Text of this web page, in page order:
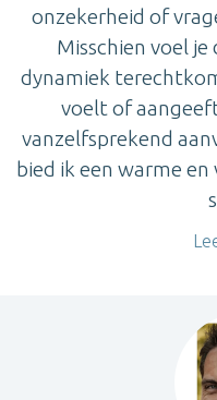
onzekerheid of
Misschien voel
dynamiek
voelt of
vanzelfsprekend
bied ik een warme